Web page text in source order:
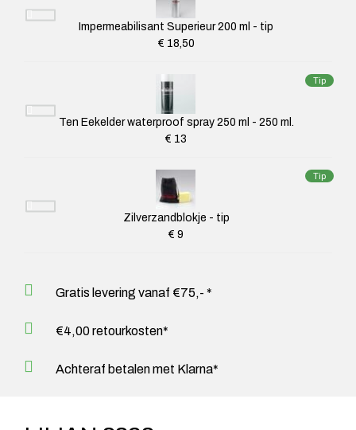
Impermeabilisant Superieur 200 ml - tip
€ 18,50
Tip
Ten Eekelder waterproof spray 250 ml - 250 ml.
€ 13
Tip
Zilverzandblokje - tip
€ 9
Gratis levering vanaf €75,- *
€4,00 retourkosten*
Achteraf betalen met Klarna*